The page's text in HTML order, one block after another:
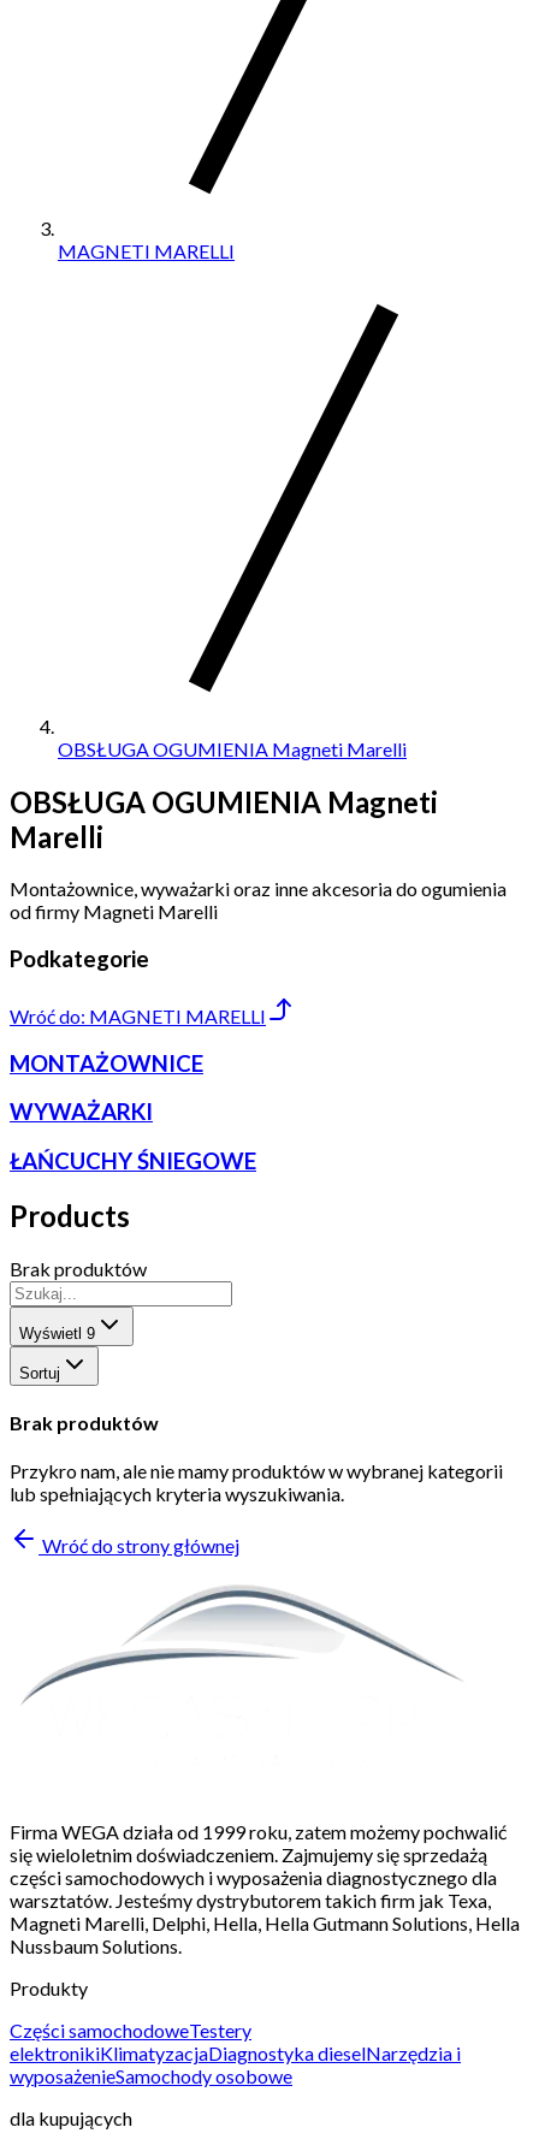
MAGNETI MARELLI
OBSŁUGA OGUMIENIA Magneti Marelli
OBSŁUGA OGUMIENIA Magneti
Marelli
Montażownice, wyważarki oraz inne akcesoria do ogumienia
od firmy Magneti Marelli
Podkategorie
Wróć do: MAGNETI MARELLI
MONTAŻOWNICE
WYWAŻARKI
ŁAŃCUCHY ŚNIEGOWE
Products
Brak produktów
Wyświetl 9
Sortuj
Brak produktów
Przykro nam, ale nie mamy produktów w wybranej kategorii
lub spełniających kryteria wyszukiwania.
Wróć do strony głównej
Firma WEGA działa od 1999 roku, zatem możemy pochwalić
się wieloletnim doświadczeniem. Zajmujemy się sprzedażą
części samochodowych i wyposażenia diagnostycznego dla
warsztatów. Jesteśmy dystrybutorem takich firm jak Texa,
Magneti Marelli, Delphi, Hella, Hella Gutmann Solutions, Hella
Nussbaum Solutions.
Produkty
Części samochodoweTestery
elektronikiKlimatyzacjaDiagnostyka dieselNarzędzia i
wyposażenieSamochody osobowe
dla kupujących